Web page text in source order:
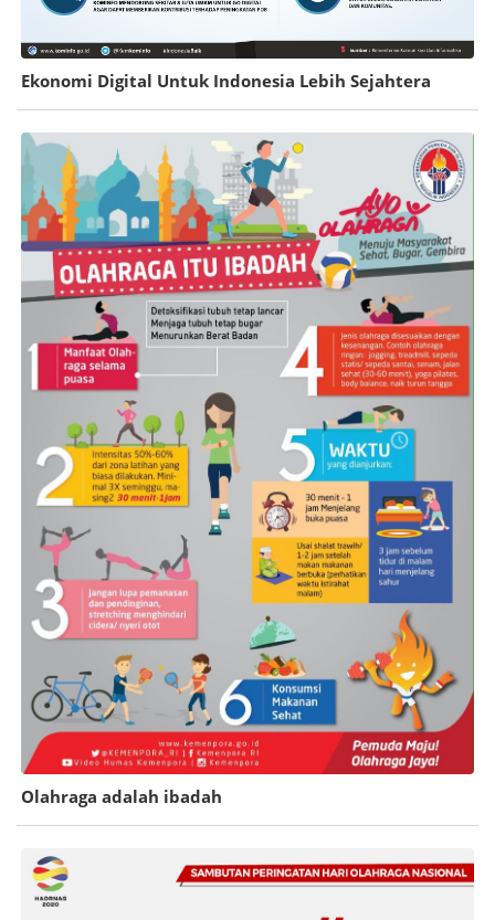
Ekonomi Digital Untuk Indonesia Lebih Sejahtera
Olahraga adalah ibadah